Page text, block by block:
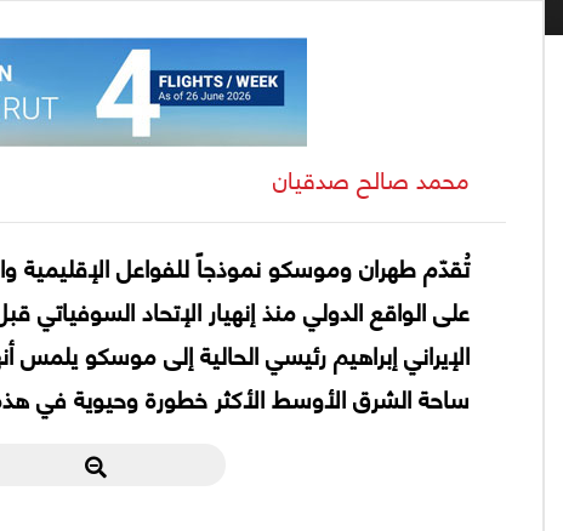
محمد صالح صدقيان
تُقدّم طهران وموسكو نموذجاً للفواعل الإقليمية
على الواقع الدولي منذ إنهيار الإتحاد السوفياتي
الإيراني إبراهيم رئيسي الحالية إلى موسكو
ساحة الشرق الأوسط الأكثر خطورة وحيوية في